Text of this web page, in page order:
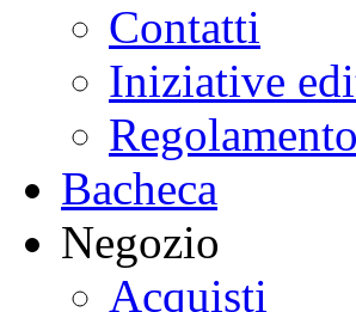
Contatti
Iniziative
Bacheca
Negozio
Acquisti